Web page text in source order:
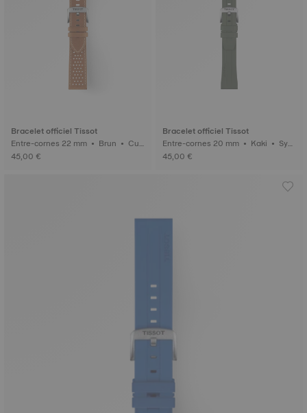
Bracelet officiel Tissot
Entre-cornes 22 mm • Brun • Cui
r
45,00 €
Bracelet officiel Tissot
Entre-cornes 20 mm • Kaki • Synt
hétique
45,00 €